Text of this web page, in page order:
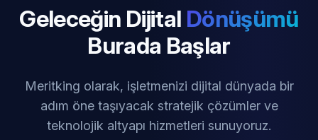
Geleceğin Dijital Dönüşümü
Burada Başlar
Meritking olarak, işletmenizi dijital dünyada bir
adım öne taşıyacak stratejik çözümler ve
teknolojik altyapı hizmetleri sunuyoruz.